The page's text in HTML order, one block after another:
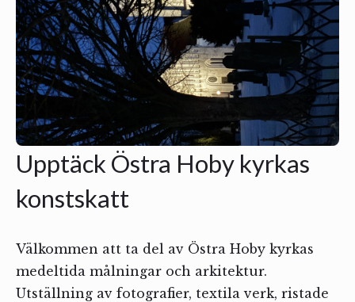
Upptäck Östra Hoby kyrkas
konstskatt
Välkommen att ta del av Östra Hoby kyrkas
medeltida målningar och arkitektur.
Utställning av fotografier, textila verk, ristade